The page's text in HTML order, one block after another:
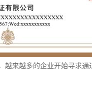
越来越多的企业开始寻求